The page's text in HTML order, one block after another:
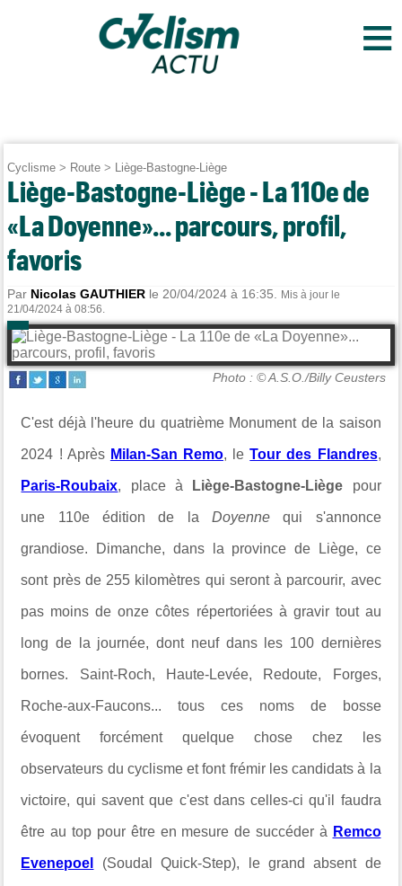
≡
Cyclisme > Route > Liège-Bastogne-Liège
Liège-Bastogne-Liège - La 110e de
«La Doyenne»... parcours, profil,
favoris
Par Nicolas GAUTHIER le 20/04/2024 à 16:35.
Mis à jour le
21/04/2024 à 08:56.
Photo : © A.S.O./Billy Ceusters
C'est déjà l'heure du quatrième Monument de la saison
2024 ! Après Milan-San Remo, leTour des Flandres,
Paris-Roubaix, place à Liège-Bastogne-Liège pour
une 110e édition de la Doyennequi s'annonce
grandiose. Dimanche, dans la province de Liège, ce
sont près de 255 kilomètres qui seront à parcourir, avec
pas moins de onze côtes répertoriées à gravir tout au
long de la journée, dont neuf dans les 100 dernières
bornes. Saint-Roch, Haute-Levée, Redoute, Forges,
Roche-aux-Faucons... tous ces noms de bosse
évoquent forcément quelque chose chez les
observateurs du cyclisme et font frémir les candidats à la
victoire, qui savent que c'est dans celles-ci qu'il faudra
être au top pour être en mesure de succéder à Remco
Evenepoel (Soudal Quick-Step), le grand absent de